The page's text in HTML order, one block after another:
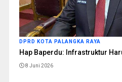
DPRD KOTA PALANGKA RAYA
Hap Baperdu: Infrastruktur
8 Juni 2026